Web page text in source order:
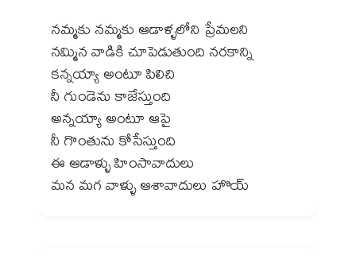
నమ్మకు నమ్మకు ఆడాళ్ళలోని ప్రేమలని
నమ్మిన వాడికి చూపెడుతుంది నరకాన్ని
కన్నయ్యా అంటూ పిలిచి
నీ గుండెను కాజేస్తుంది
అన్నయ్యా అంటూ ఆపై
నీ గొంతును కోసేస్తుంది
ఈ ఆడాళ్ళు హింసావాదులు